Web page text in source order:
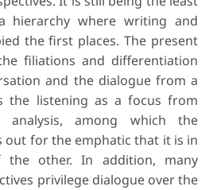
hierarchy where writing and
the first places. The present
filiations and differentiation
and the dialogue from a
the listening as a focus from
analysis, among which the
out for the emphatic that it is in
the other. In addition, many
privilege dialogue over the